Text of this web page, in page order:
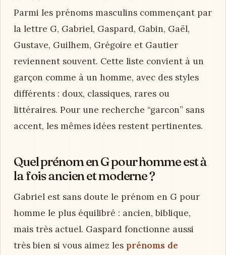
Parmi les prénoms masculins commençant par
la lettre G, Gabriel, Gaspard, Gabin, Gaël,
Gustave, Guilhem, Grégoire et Gautier
reviennent souvent. Cette liste convient à un
garçon comme à un homme, avec des styles
différents : doux, classiques, rares ou
littéraires. Pour une recherche “garcon” sans
accent, les mêmes idées restent pertinentes.
Quel prénom en G pour homme est à
la fois ancien et moderne ?
Gabriel est sans doute le prénom en G pour
homme le plus équilibré : ancien, biblique,
mais très actuel. Gaspard fonctionne aussi
très bien si vous aimez les prénoms de